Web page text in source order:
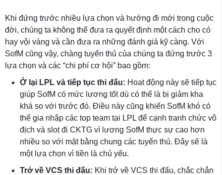
Khi đứng trước nhiều lựa chọn và hướng đi mới trong cuộc
đời, chúng ta không thể đưa ra quyết định một cách cho có
hay vội vàng và cần đưa ra những đánh giá kỹ càng. Với
SofM cũng vậy, chàng tuyển thủ của chúng ta đứng trước 3
lựa chọn và các “chi phí cơ hội” bao gồm:
Ở lại LPL và tiếp tục thi đấu: Hoạt động này sẽ tiếp tục
giúp SofM có mức lương tốt dù có thể là bị giảm kha
khá so với trước đó. Điều này cũng khiến SofM khó có
thể gia nhập các top team tại LPL để cạnh tranh chức vô
địch và slot đi CKTG vì lương SofM thực sự cao hơn
nhiều so với mặt bằng chung các tuyển thủ. Đây sẽ là
một lựa chọn vì tiền là chủ yếu.
Trở về VCS thi đấu: Khi trở về VCS thi đấu, chắc chắn